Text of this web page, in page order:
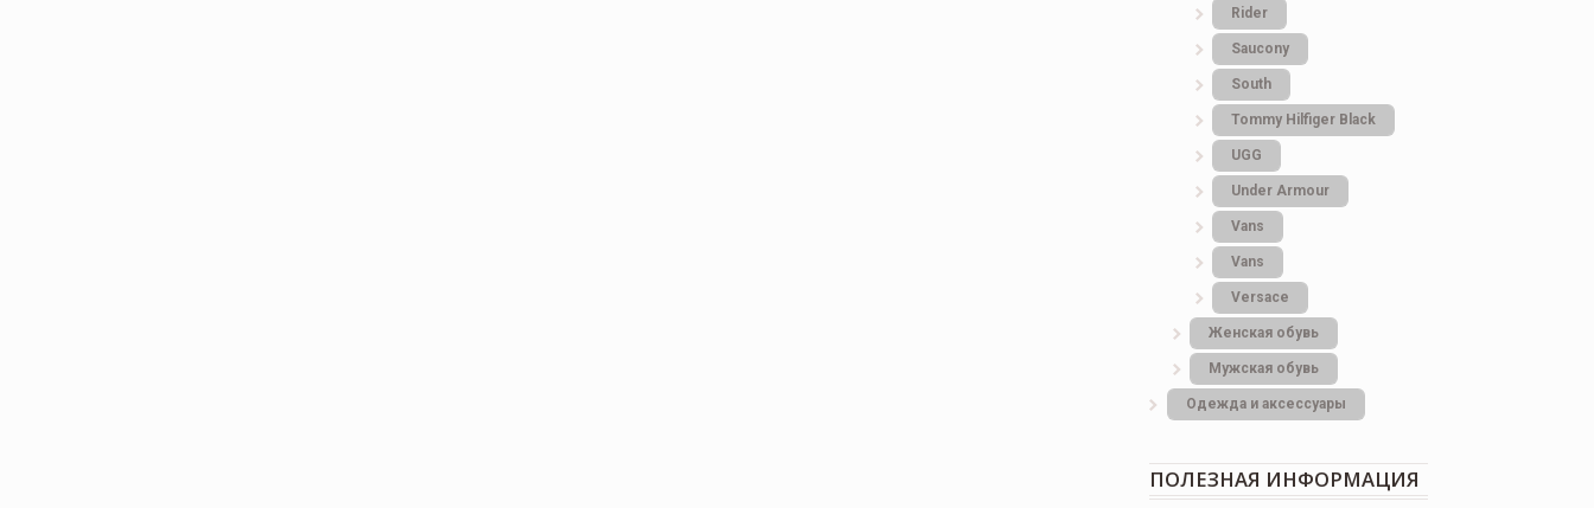
Rider
Saucony
South
Tommy Hilfiger Black
UGG
Under Armour
Vans
Vans
Versace
Женская обувь
Мужская обувь
Одежда и аксессуары
ПОЛЕЗНАЯ ИНФОРМАЦИЯ